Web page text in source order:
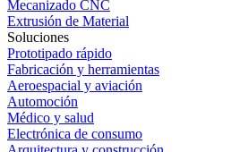
Mecanizado CNC
Extrusión de Material
Soluciones
Prototipado rápido
Fabricación y herramientas
Aeroespacial y aviación
Automoción
Médico y salud
Electrónica de consumo